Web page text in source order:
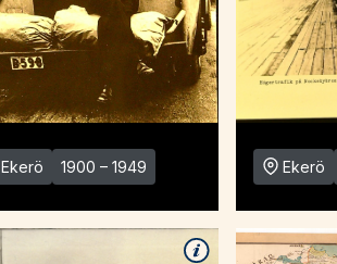
Ekerö 1900 – 1949 Ekerö